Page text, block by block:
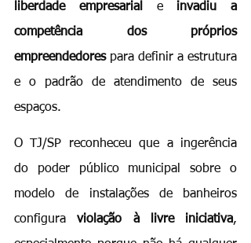
liberdade empresarial
e invadiu a
competência dos próprios
empreendedores para definir a estrutura
e o padrão de atendimento de seus
espaços.
O TJ/SP reconheceu que a ingerência
do poder público municipal sobre o
modelo de instalações de banheiros
configura violação à livre iniciativa,